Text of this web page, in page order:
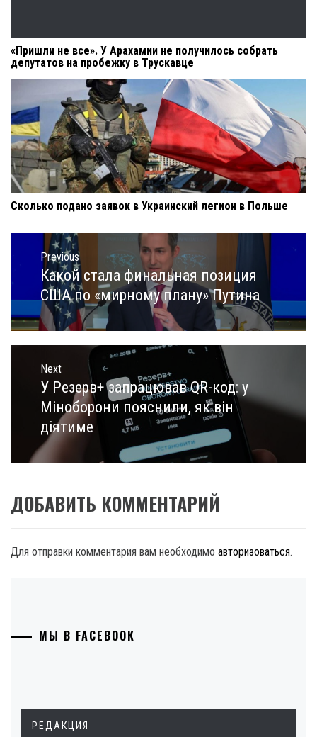
«Пришли не все». У Арахамии не получилось собрать
депутатов на пробежку в Трускавце
Сколько подано заявок в Украинский легион в Польше
Навигация
записям
Previous
Previous
post:
Какой стала финальная позиция
США по «мирному плану» Путина
Next
Next
post:
У Резерв+ запрацював QR-код: у
Міноборони пояснили, як він
діятиме
ДОБАВИТЬ КОММЕНТАРИЙ
Для отправки комментария вам необходимо авторизоваться.
МЫ В FACEBOOK
РЕДАКЦИЯ